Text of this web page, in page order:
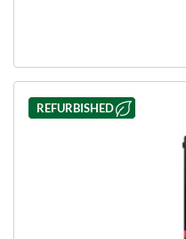
REFURBISHED